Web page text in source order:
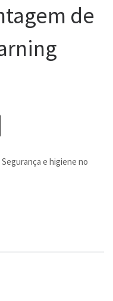
de
Segurança e higiene no